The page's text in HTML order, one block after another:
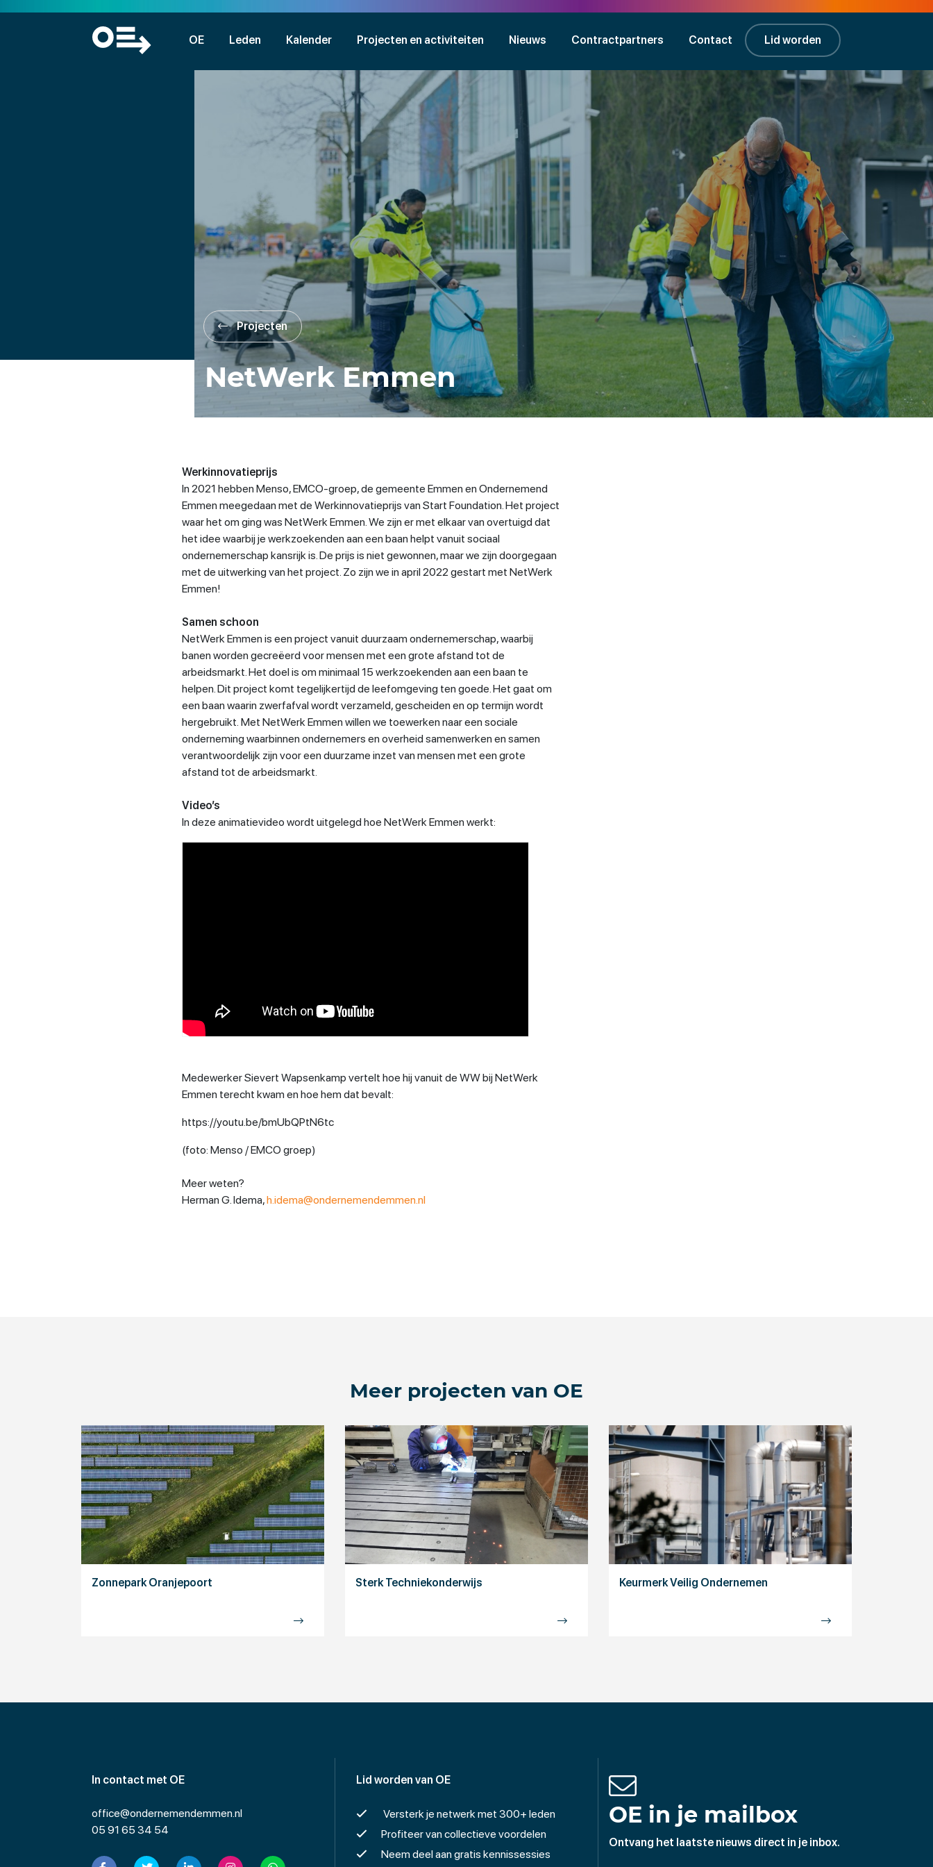
OE Leden Kalender Projecten en activiteiten Nieuws Contractpartners Contact Lid worden
Projecten
NetWerk Emmen
Werkinnovatieprijs
In 2021 hebben Menso, EMCO-groep, de gemeente Emmen en Ondernemend
Emmen meegedaan met de Werkinnovatieprijs van Start Foundation. Het project
waar het om ging was NetWerk Emmen. We zijn er met elkaar van overtuigd dat
het idee waarbij je werkzoekenden aan een baan helpt vanuit sociaal
ondernemerschap kansrijk is. De prijs is niet gewonnen, maar we zijn doorgegaan
met de uitwerking van het project. Zo zijn we in april 2022 gestart met NetWerk
Emmen!
Samen schoon
NetWerk Emmen is een project vanuit duurzaam ondernemerschap, waarbij
banen worden gecreëerd voor mensen met een grote afstand tot de
arbeidsmarkt. Het doel is om minimaal 15 werkzoekenden aan een baan te
helpen. Dit project komt tegelijkertijd de leefomgeving ten goede. Het gaat om
een baan waarin zwerfafval wordt verzameld, gescheiden en op termijn wordt
hergebruikt. Met NetWerk Emmen willen we toewerken naar een sociale
onderneming waarbinnen ondernemers en overheid samenwerken en samen
verantwoordelijk zijn voor een duurzame inzet van mensen met een grote
afstand tot de arbeidsmarkt.
Video’s
In deze animatievideo wordt uitgelegd hoe NetWerk Emmen werkt:
Medewerker Sievert Wapsenkamp vertelt hoe hij vanuit de WW bij NetWerk
Emmen terecht kwam en hoe hem dat bevalt:
https://youtu.be/bmUbQPtN6tc
(foto: Menso / EMCO groep)
Meer weten?
Herman G. Idema,h.idema@ondernemendemmen.nl
Meer projecten van OE
Zonnepark Oranjepoort Sterk Techniekonderwijs Keurmerk Veilig Ondernemen
In contact met OE
office@ondernemendemmen.nl
05 91 65 34 54
Lid worden van OE
Versterk je netwerk met 300+ leden
Profiteer van collectieve voordelen
Neem deel aan gratis kennissessies
OE in je mailbox
Ontvang het laatste nieuws direct in je inbox.